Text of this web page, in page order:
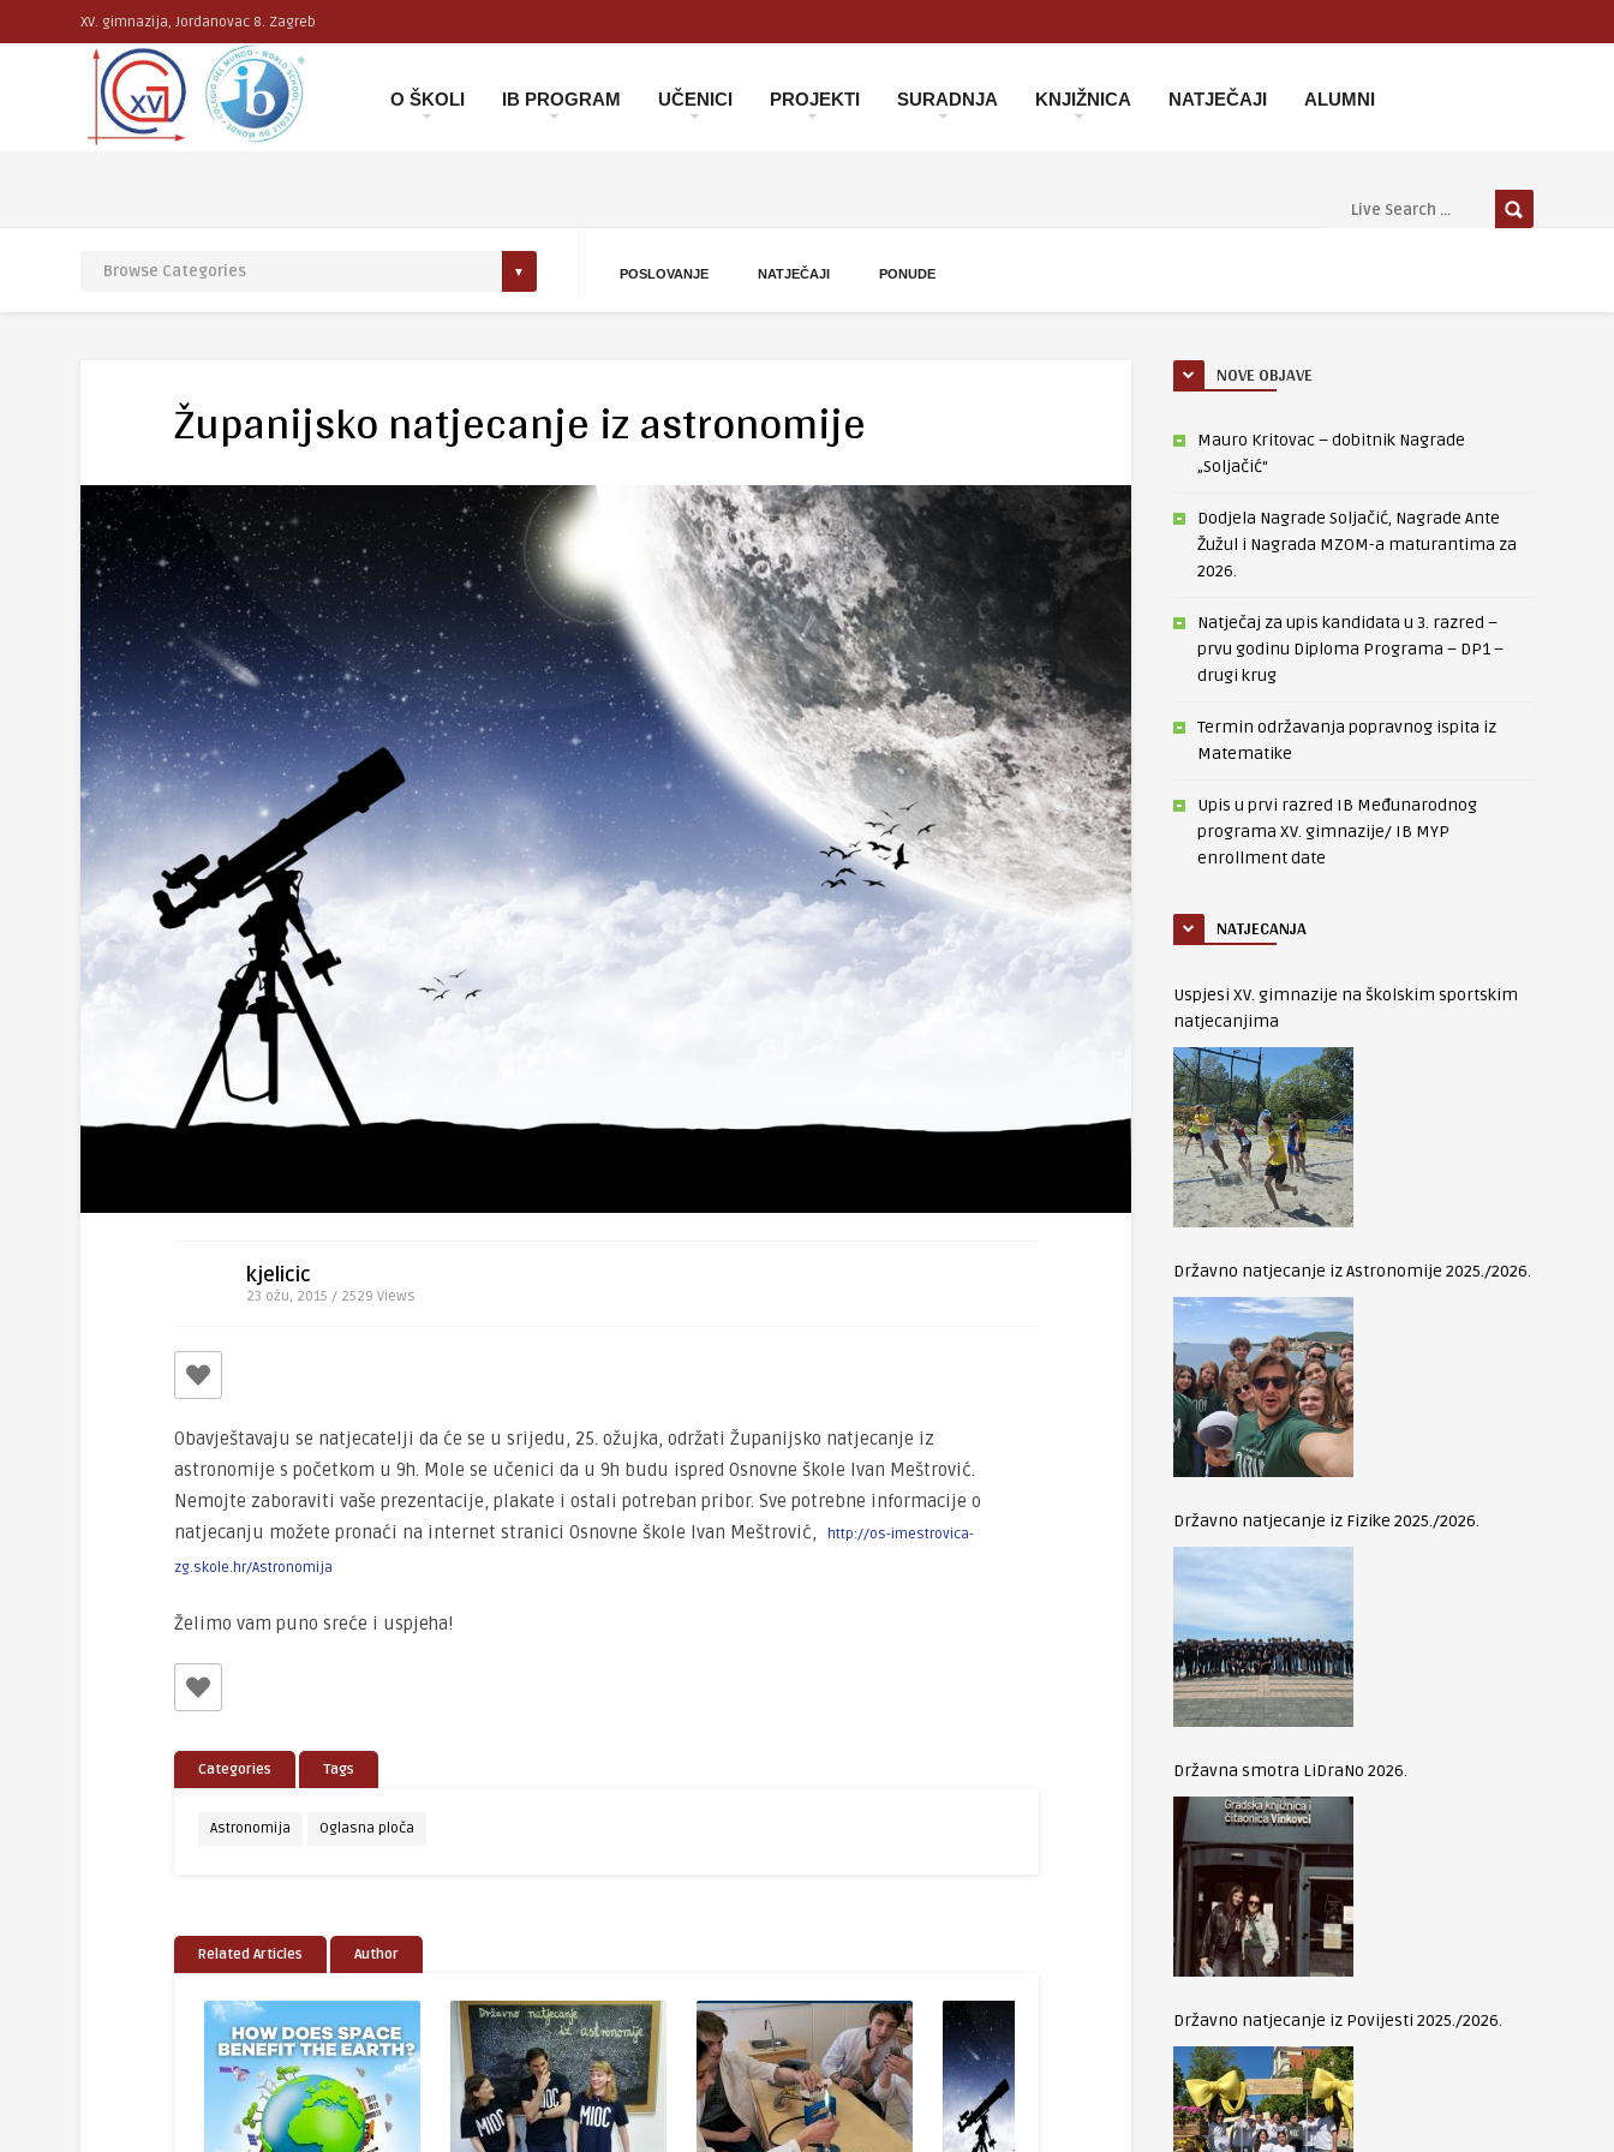
XV. gimnazija, Jordanovac 8. Zagreb
O ŠKOLI IB PROGRAM UČENICI PROJEKTI SURADNJA KNJIŽNICA NATJEČAJI ALUMNI
POSLOVANJE NATJEČAJI PONUDE
Županijsko natjecanje iz astronomije
kjelicic
23 ožu, 2015 / 2529 Views
Obavještavaju se natjecatelji da će se u srijedu, 25. ožujka, održati Županijsko natjecanje iz
astronomije s početkom u 9h. Mole se učenici da u 9h budu ispred Osnovne škole Ivan Meštrović.
Nemojte zaboraviti vaše prezentacije, plakate i ostali potreban pribor. Sve potrebne informacije o
natjecanju možete pronaći na internet stranici Osnovne škole Ivan Meštrović,
http://os-imestrovica-
zg.skole.hr/Astronomija
Želimo vam puno sreće i uspjeha!
Categories Tags
Astronomija Oglasna ploča
Related Articles Author
NOVE OBJAVE
Mauro Kritovac – dobitnik Nagrade
„Soljačić“
Dodjela Nagrade Soljačić, Nagrade Ante
Žužul i Nagrada MZOM-a maturantima za
2026.
Natječaj za upis kandidata u 3. razred –
prvu godinu Diploma Programa – DP1 –
drugi krug
Termin održavanja popravnog ispita iz
Matematike
Upis u prvi razred IB Međunarodnog
programa XV. gimnazije/ IB MYP
enrollment date
NATJECANJA
Uspjesi XV. gimnazije na školskim sportskim
natjecanjima
Državno natjecanje iz Astronomije 2025./2026.
Državno natjecanje iz Fizike 2025./2026.
Državna smotra LiDraNo 2026.
Državno natjecanje iz Povijesti 2025./2026.